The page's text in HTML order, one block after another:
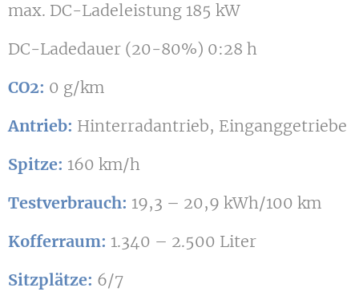
max. DC-Ladeleistung 185 kW
DC-Ladedauer (20-80%) 0:28 h
CO2: 0 g/km
Antrieb: Hinterradantrieb, Einganggetriebe
Spitze: 160 km/h
Testverbrauch: 19,3 – 20,9 kWh/100 km
Kofferraum: 1.340 – 2.500 Liter
Sitzplätze: 6/7